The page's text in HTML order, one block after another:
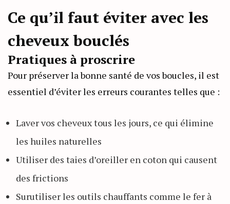
Ce qu’il faut éviter avec les
cheveux bouclés
Pratiques à proscrire
Pour préserver la bonne santé de vos boucles, il est
essentiel d’éviter les erreurs courantes telles que :
Laver vos cheveux tous les jours, ce qui élimine
les huiles naturelles
Utiliser des taies d’oreiller en coton qui causent
des frictions
Surutiliser les outils chauffants comme le fer à